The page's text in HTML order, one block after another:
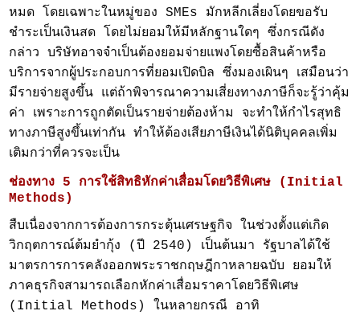
หมด โดยเฉพาะในหมู่ของ SMEs มักหลีกเลี่ยงโดยขอรับ
ชำระเป็นเงินสด โดยไม่ยอมให้มีหลักฐานใดๆ ซึ่งกรณีดัง
กล่าว บริษัทอาจจำเป็นต้องยอมจ่ายแพงโดยซื้อสินค้าหรือ
บริการจากผู้ประกอบการที่ยอมเปิดบิล ซึ่งมองเผินๆ เสมือนว่า
มีรายจ่ายสูงขึ้น แต่ถ้าพิจารณาความเสี่ยงทางภาษีก็จะรู้ว่าคุ้ม
ค่า เพราะการถูกตัดเป็นรายจ่ายต้องห้าม จะทำให้กำไรสุทธิ
ทางภาษีสูงขึ้นเท่ากัน ทำให้ต้องเสียภาษีเงินได้นิติบุคคลเพิ่ม
เติมกว่าที่ควรจะเป็น
ช่องทาง 5 การใช้สิทธิหักค่าเสื่อมโดยวิธีพิเศษ (Initial
Methods)
สืบเนื่องจากการต้องการกระตุ้นเศรษฐกิจ ในช่วงตั้งแต่เกิด
วิกฤตการณ์ต้มยำกุ้ง (ปี 2540) เป็นต้นมา รัฐบาลได้ใช้
มาตรการการคลังออกพระราชกฤษฎีกาหลายฉบับ ยอมให้
ภาคธุรกิจสามารถเลือกหักค่าเสื่อมราคาโดยวิธีพิเศษ
(Initial Methods) ในหลายกรณี อาทิ